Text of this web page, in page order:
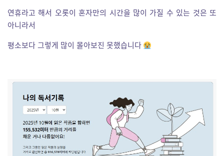
연휴라고 해서 오롯이 혼자만의 시간을 많이 가질 수 있는 것은 또
아니라서
평소보다 그렇게 많이 몰아보진 못했습니다